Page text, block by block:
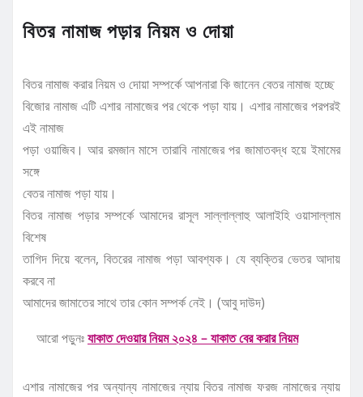
বিতর নামাজ পড়ার নিয়ম ও দোয়া
বিতর নামাজ করার নিয়ম ও দোয়া সম্পর্কে আপনারা কি জানেন বেতর নামাজ হচ্ছে
বিজোর নামাজ এটি এশার নামাজের পর থেকে পড়া যায়। এশার নামাজের পরপরই
এই নামাজ
পড়া ওয়াজিব। আর রমজান মাসে তারাবি নামাজের পর জামাতবদ্ধ হয়ে ইমামের
সঙ্গে
বেতর নামাজ পড়া যায়।
বিতর নামাজ পড়ার সম্পর্কে আমাদের রাসূল সাল্লাল্লাহু আলাইহি ওয়াসাল্লাম
বিশেষ
তাগিদ দিয়ে বলেন, বিতরের নামাজ পড়া আবশ্যক। যে ব্যক্তির ভেতর আদায়
করবে না
আমাদের জামাতের সাথে তার কোন সম্পর্ক নেই। (আবু দাউদ)
আরো পড়ুনঃযাকাত দেওয়ার নিয়ম ২০২৪ – যাকাত বের করার নিয়ম
এশার নামাজের পর অন্যান্য নামাজের ন্যায় বিতর নামাজ ফরজ নামাজের ন্যায়